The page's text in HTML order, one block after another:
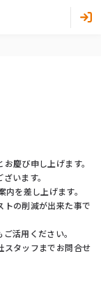
慶び申し上げます。
います。
を差し上げます。
トの削減が出来た事で
活用ください。
スタッフまでお問合せ